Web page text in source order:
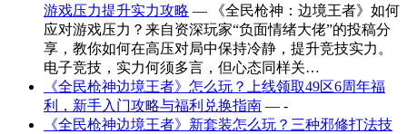
游戏压力提升实力攻略 — 《全民枪神：边境王者》如何
应对游戏压力？来自资深玩家“负面情绪大佬”的投稿分
享，教你如何在高压对局中保持冷静，提升竞技实力。
电子竞技，实力何须多言，但心态同样关…
《全民枪神边境王者》怎么玩？上线领取49区6周年福
利，新手入门攻略与福利兑换指南 — -
《全民枪神边境王者》新套装怎么玩？三种邪修打法技